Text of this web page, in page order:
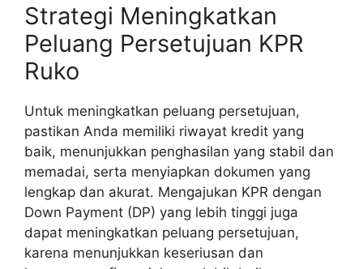
Strategi Meningkatkan
Peluang Persetujuan KPR
Ruko
Untuk meningkatkan peluang persetujuan,
pastikan Anda memiliki riwayat kredit yang
baik, menunjukkan penghasilan yang stabil dan
memadai, serta menyiapkan dokumen yang
lengkap dan akurat. Mengajukan KPR dengan
Down Payment (DP) yang lebih tinggi juga
dapat meningkatkan peluang persetujuan,
karena menunjukkan keseriusan dan